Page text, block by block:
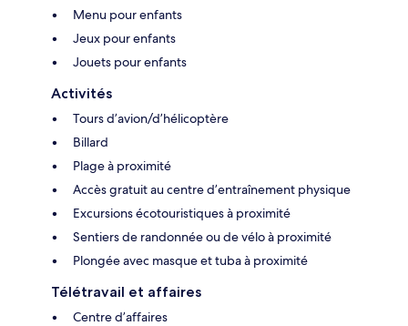
Menu pour enfants
Jeux pour enfants
Jouets pour enfants
Activités
Tours d’avion/d’hélicoptère
Billard
Plage à proximité
Accès gratuit au centre d’entraînement physique
Excursions écotouristiques à proximité
Sentiers de randonnée ou de vélo à proximité
Plongée avec masque et tuba à proximité
Télétravail et affaires
Centre d’affaires